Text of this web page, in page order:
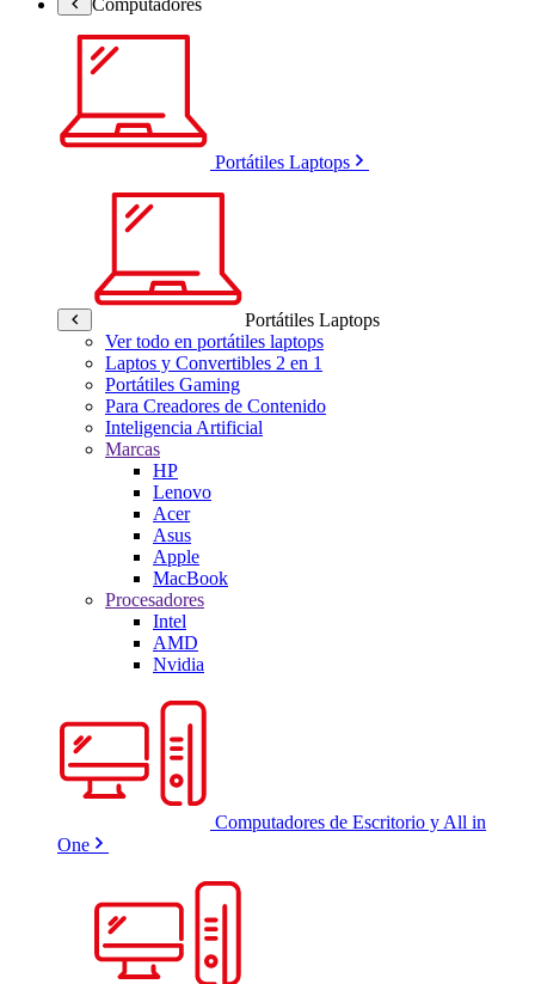
Portátiles Laptops
Portátiles Laptops
Ver todo en portátiles laptops
Laptos y Convertibles 2 en 1
Portátiles Gaming
Para Creadores de Contenido
Inteligencia Artificial
Marcas
HP
Lenovo
Acer
Asus
Apple
MacBook
Procesadores
Intel
AMD
Nvidia
Computadores de Escritorio y All in
One